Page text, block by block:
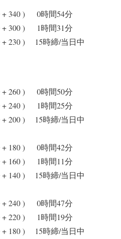
+ 340 ) 0時間54分
+ 300 ) 1時間31分
+ 230 ) 15時締/当日中
+ 260 ) 0時間50分
+ 240 ) 1時間25分
+ 200 ) 15時締/当日中
+ 180 ) 0時間42分
+ 160 ) 1時間11分
+ 140 ) 15時締/当日中
+ 240 ) 0時間47分
+ 220 ) 1時間19分
+ 180 ) 15時締/当日中